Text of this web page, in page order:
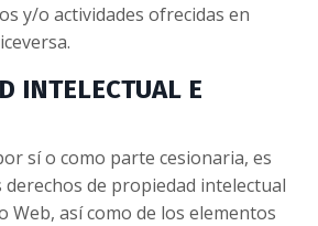
y/o actividades ofrecidas en
INTELECTUAL E
sí o como parte cesionaria, es
de propiedad intelectual
Web, así como de los elementos